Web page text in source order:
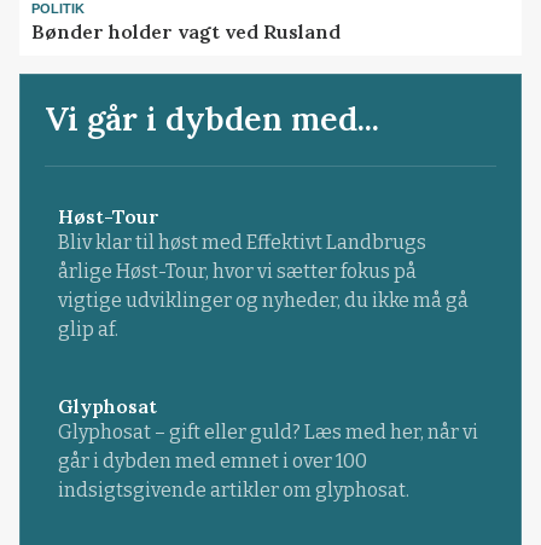
POLITIK
Bønder holder vagt ved Rusland
Vi går i dybden med...
Høst-Tour
Bliv klar til høst med Effektivt Landbrugs
årlige Høst-Tour, hvor vi sætter fokus på
vigtige udviklinger og nyheder, du ikke må gå
glip af.
Glyphosat
Glyphosat – gift eller guld? Læs med her, når vi
går i dybden med emnet i over 100
indsigtsgivende artikler om glyphosat.